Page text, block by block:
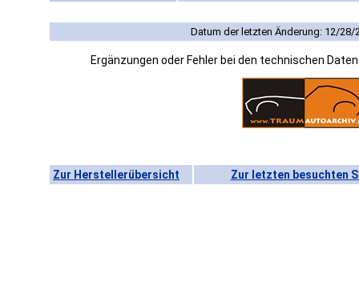
Datum der letzten Änderung: 12/28/
Ergänzungen oder Fehler bei den technischen
Zur Herstellerübersicht Zur letzten besuchten